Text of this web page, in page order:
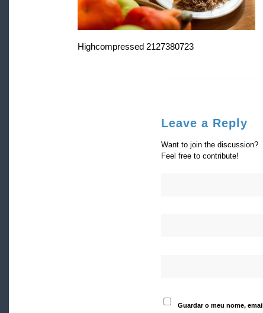
Highcompressed 2127380723
Leave a Reply
Want to join the discussion?
Feel free to contribute!
Guardar o meu nome,